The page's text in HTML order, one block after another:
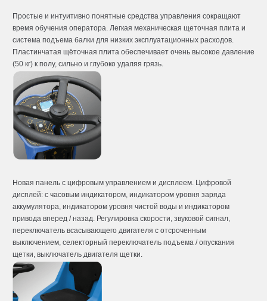
Простые и интуитивно понятные средства управления сокращают
время обучения оператора. Легкая механическая щеточная плита и
система подъема балки для низких эксплуатационных расходов.
Пластинчатая щёточная плита обеспечивает очень высокое давление
(50 кг) к полу, сильно и глубоко удаляя грязь.
Новая панель с цифровым управлением и дисплеем. Цифровой
дисплей: с часовым индикатором, индикатором уровня заряда
аккумулятора, индикатором уровня чистой воды и индикатором
привода вперед / назад. Регулировка скорости, звуковой сигнал,
переключатель всасывающего двигателя с отсроченным
выключением, селекторный переключатель подъема / опускания
щетки, выключатель двигателя щетки.